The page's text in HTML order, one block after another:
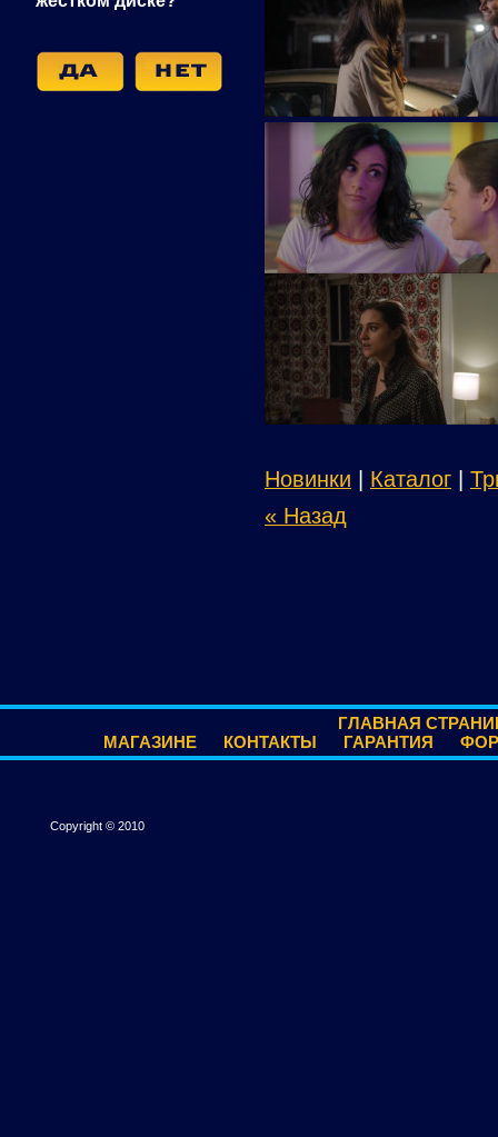
Новинки Каталог
« Назад
ГЛАВНАЯ
МАГАЗИНЕ
КОНТАКТЫ ГАРАНТИЯ
Copyright © 2010